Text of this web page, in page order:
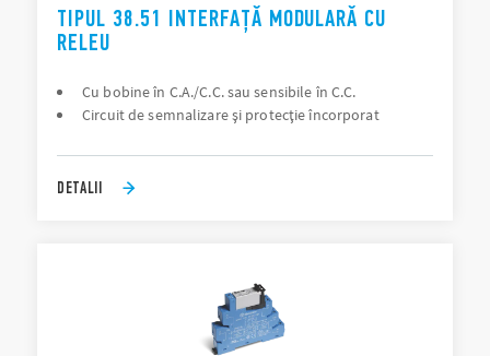
TIPUL 38.51 INTERFAȚĂ MODULARĂ CU
RELEU
Cu bobine în C.A./C.C. sau sensibile în C.C.
Circuit de semnalizare şi protecţie încorporat
DETALII